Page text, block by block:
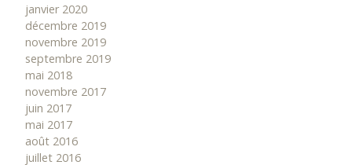
janvier 2020
décembre 2019
novembre 2019
septembre 2019
mai 2018
novembre 2017
juin 2017
mai 2017
août 2016
juillet 2016